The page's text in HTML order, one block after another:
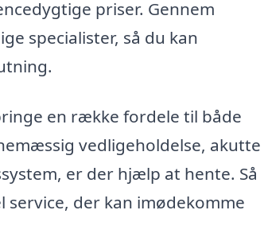
priser. Gennem
specialister, så du kan
en række fordele til både
vedligeholdelse, akutte
er der hjælp at hente. Så
der kan imødekomme